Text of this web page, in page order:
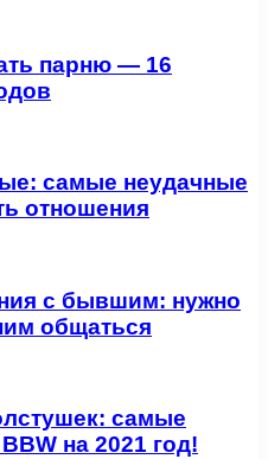
парню — 16
самые неудачные
отношения
с бывшим: нужно
общаться
самые
на 2021 год!